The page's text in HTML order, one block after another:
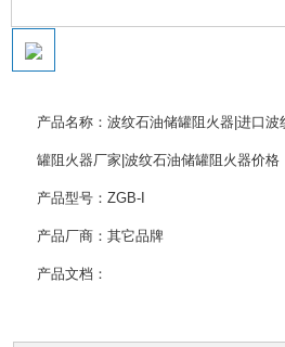
产品名称： 波纹石油储罐阻火器|进口
罐阻火器厂家|波纹石油储罐阻火器价格
产品型号：ZGB-I
产品厂商：其它品牌
产品文档：